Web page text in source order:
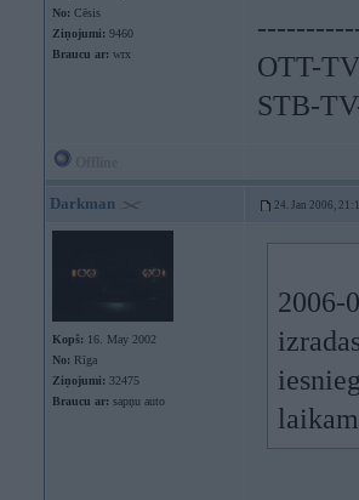
No: Cēsis
Ziņojumi: 9460
Braucu ar: wrx
OTT-
STB-
Darkman 24. Jan 2006,
Kopš: 16. May 2002
No: Rīga
Ziņojumi: 32475
Braucu ar: sapņu auto
2006-